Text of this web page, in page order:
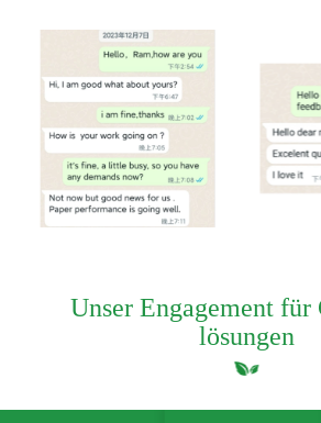
Unser Engagement für
lösungen